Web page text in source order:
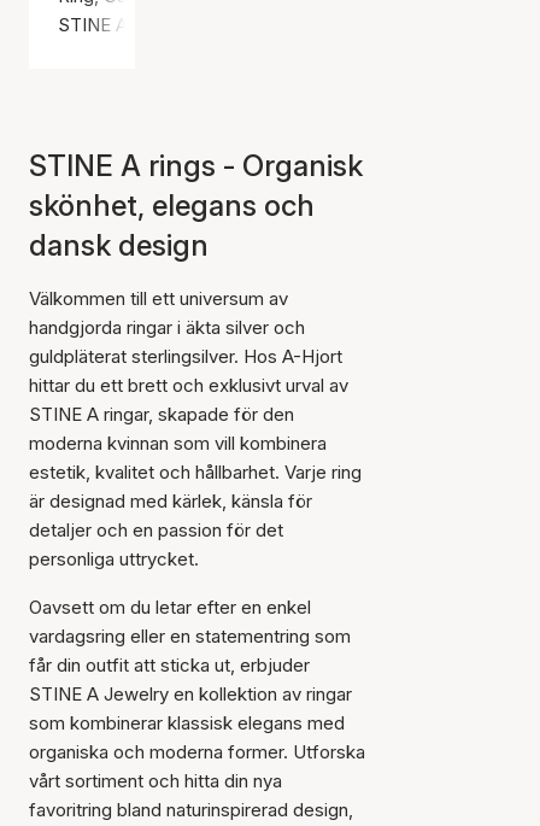
STINE A Jewelry
STINE A rings - Organisk
skönhet, elegans och
dansk design
Välkommen till ett universum av
handgjorda ringar i äkta silver och
guldpläterat sterlingsilver. Hos A-Hjort
hittar du ett brett och exklusivt urval av
STINE A ringar, skapade för den
moderna kvinnan som vill kombinera
estetik, kvalitet och hållbarhet. Varje ring
är designad med kärlek, känsla för
detaljer och en passion för det
personliga uttrycket.
Oavsett om du letar efter en enkel
vardagsring eller en statementring som
får din outfit att sticka ut, erbjuder
STINE A Jewelry en kollektion av ringar
som kombinerar klassisk elegans med
organiska och moderna former. Utforska
vårt sortiment och hitta din nya
favoritring bland naturinspirerad design,